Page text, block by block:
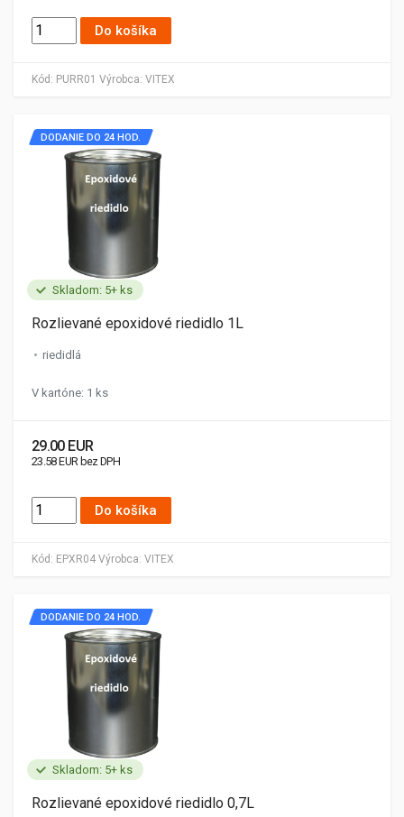
Kód: PURR01 Výrobca: VITEX
Do košíka
Skladom: 5+ ks
Kód: EPXR04 Výrobca: VITEX
DODANIE DO 24 HOD.
Rozlievané epoxidové riedidlo 1L
riedidlá
V kartóne: 1 ks
29.00 EUR
23.58 EUR bez DPH
Do košíka
Skladom: 5+ ks
DODANIE DO 24 HOD.
Rozlievané epoxidové riedidlo 0,7L